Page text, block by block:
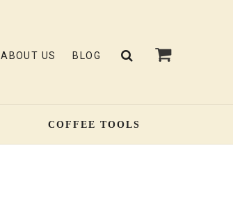
ABOUT US BLOG
COFFEE TOOLS